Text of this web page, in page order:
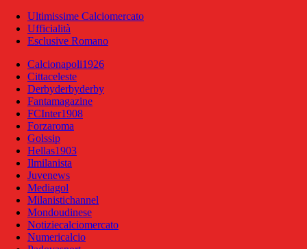
Ultimissime Calciomercato
Ufficialità
Esclusive Romano
Calcionapoli1926
Cittaceleste
Derbyderbyderby
Fantamagazine
FCInter1908
Forzaroma
Golssip
Hellas1903
Ilmilanista
Juvenews
Mediagol
Milanistichannel
Mondoudinese
Notiziecalciomercato
Numericalcio